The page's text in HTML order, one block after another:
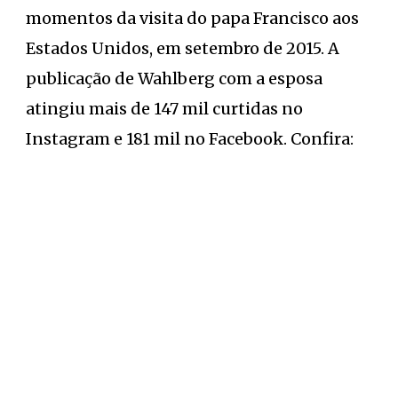
momentos da visita do papa Francisco aos
Estados Unidos, em setembro de 2015. A
publicação de Wahlberg com a esposa
atingiu mais de 147 mil curtidas no
Instagram e 181 mil no Facebook. Confira: